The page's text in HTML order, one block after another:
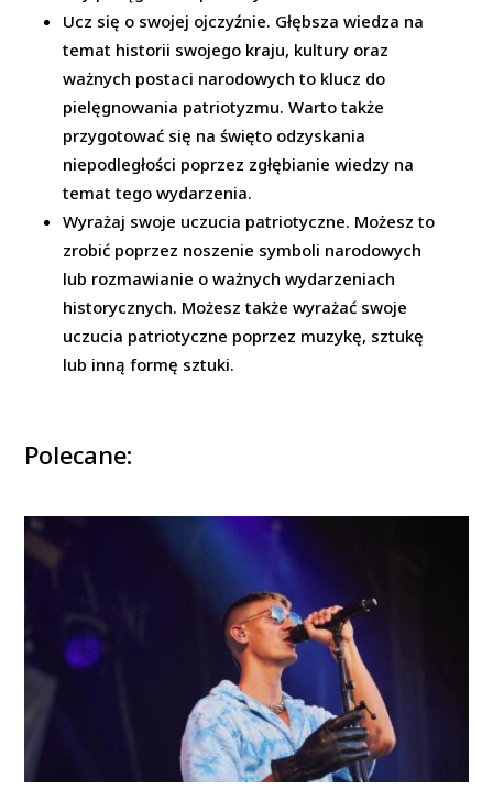
Ucz się o swojej ojczyźnie. Głębsza wiedza na
temat historii swojego kraju, kultury oraz
ważnych postaci narodowych to klucz do
pielęgnowania patriotyzmu. Warto także
przygotować się na święto odzyskania
niepodległości poprzez zgłębianie wiedzy na
temat tego wydarzenia.
Wyrażaj swoje uczucia patriotyczne. Możesz to
zrobić poprzez noszenie symboli narodowych
lub rozmawianie o ważnych wydarzeniach
historycznych. Możesz także wyrażać swoje
uczucia patriotyczne poprzez muzykę, sztukę
lub inną formę sztuki.
Polecane: